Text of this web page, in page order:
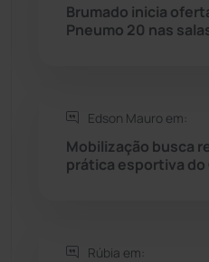
Rio do Pires
Seabra
Sebastião Laranjeiras
Brumado inicia
Pneumo 20 nas
Edson Mauro em:
Mobilização busca
prática esportiva do
Rúbia em: